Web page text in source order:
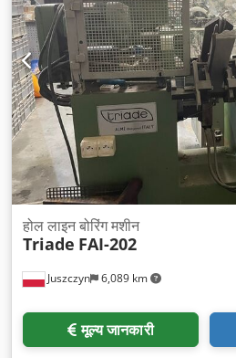
Juszczyn 6,089 km
होल लाइन बोरिंग मशीन
Triade FAI-202
मूल्य जानकारी